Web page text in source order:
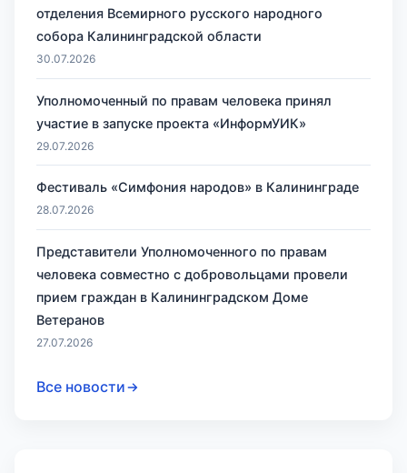
отделения Всемирного русского народного
собора Калининградской области
30.07.2026
Уполномоченный по правам человека принял
участие в запуске проекта «ИнформУИК»
29.07.2026
Фестиваль «Симфония народов» в Калининграде
28.07.2026
Представители Уполномоченного по правам
человека совместно с добровольцами провели
прием граждан в Калининградском Доме
Ветеранов
27.07.2026
Все новости